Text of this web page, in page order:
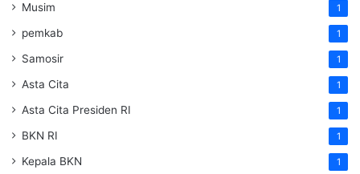
Musim 1
pemkab 1
Samosir 1
Asta Cita 1
Asta Cita Presiden RI 1
BKN RI 1
Kepala BKN 1